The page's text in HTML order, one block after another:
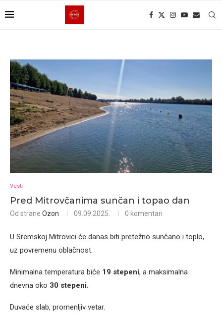
Vesti
Pred Mitrovčanima sunčan i topao dan
Od strane Ozon 09.09.2025. 0 komentari
U Sremskoj Mitrovici će danas biti pretežno sunčano i toplo,
uz povremenu oblačnost.
Minimalna temperatura biće 19 stepeni, a maksimalna
dnevna oko 30 stepeni.
Duvaće slab, promenljiv vetar.